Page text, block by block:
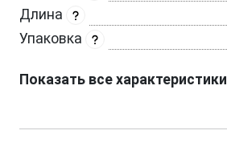
Длина
Упаковка
Показать все характеристики